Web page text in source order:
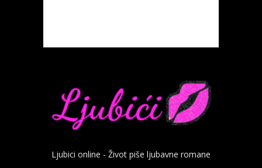
Ljubici online - Život piše ljubavne romane